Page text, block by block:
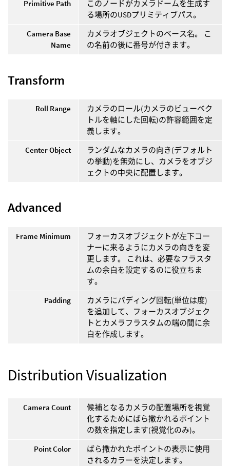
Primitive Path
このノードがカメラドームを生成す
る場所のUSDプリミティブパス。
Camera Base
Name
カメラオブジェクトのベース名。 こ
の名前の後に番号が付きます。
Transform
Roll Range
カメラのロール(カメラのビューベク
トルを軸にした回転)の許容範囲を定
義します。
Center Object
ランダムなカメラの向き(デフォルト
の挙動)を無効にし、カメラをオブジ
ェクトの中央に配置します。
Advanced
Frame Minimum
フォーカスオブジェクトが左下コー
ナーに来るようにカメラの向きを変
更します。 これは、必要なフラスタ
ムの余白を設定するのに役立ちま
す。
Padding
カメラにパディング回転(単位は度)
を追加して、フォーカスオブジェク
トとカメラフラスタムの端の間に余
白を作成します。
Distribution Visualization
Camera Count
候補となるカメラの配置場所を視覚
化するためにばら撒かれるポイント
の数を指定します(視覚化のみ)。
Point Color
ばら撒かれたポイントの表示に使用
されるカラーを決定します。